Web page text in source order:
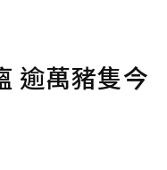
逾萬豬隻今